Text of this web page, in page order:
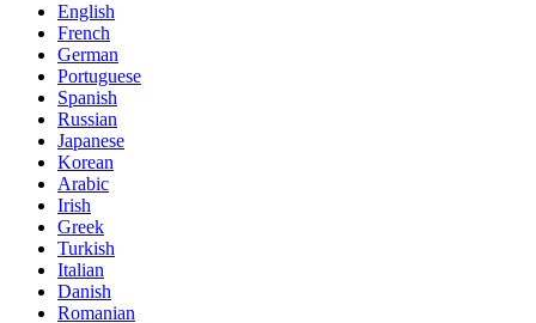
English
French
German
Portuguese
Spanish
Russian
Japanese
Korean
Arabic
Irish
Greek
Turkish
Italian
Danish
Romanian